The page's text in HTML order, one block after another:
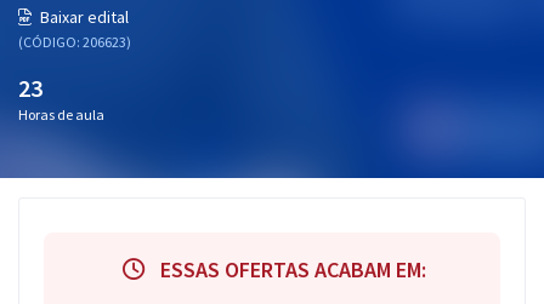
Baixar edital
(CÓDIGO: 206623)
23
Horas de aula
ESSAS OFERTAS ACABAM EM: